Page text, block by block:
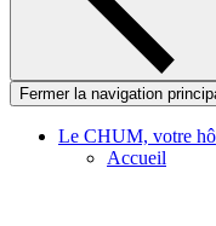
Fermer la navigation
Le CHUM, votre
Accueil